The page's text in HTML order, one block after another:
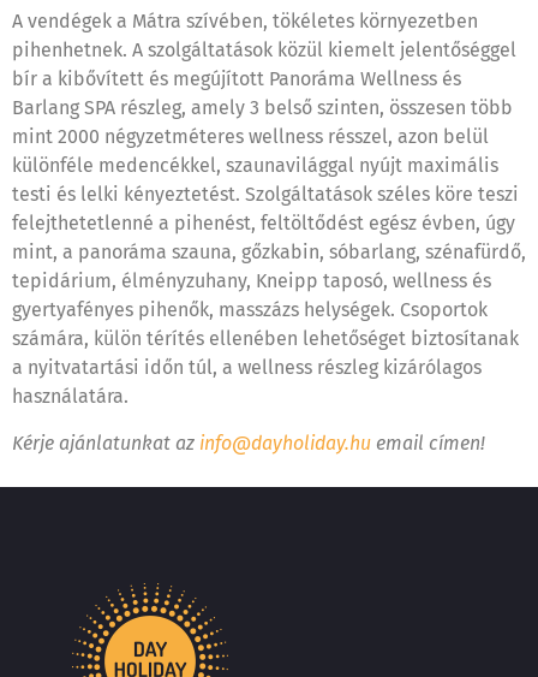
A vendégek a Mátra szívében, tökéletes környezetben
pihenhetnek. A szolgáltatások közül kiemelt jelentőséggel
bír a kibővített és megújított Panoráma Wellness és
Barlang SPA részleg, amely 3 belső szinten, összesen több
mint 2000 négyzetméteres wellness résszel, azon belül
különféle medencékkel, szaunavilággal nyújt maximális
testi és lelki kényeztetést. Szolgáltatások széles köre teszi
felejthetetlenné a pihenést, feltöltődést egész évben, úgy
mint, a panoráma szauna, gőzkabin, sóbarlang, szénafürdő,
tepidárium, élményzuhany, Kneipp taposó, wellness és
gyertyafényes pihenők, masszázs helységek. Csoportok
számára, külön térítés ellenében lehetőséget biztosítanak
a nyitvatartási időn túl, a wellness részleg kizárólagos
használatára.
Kérje ajánlatunkat az info@dayholiday.hu email címen!